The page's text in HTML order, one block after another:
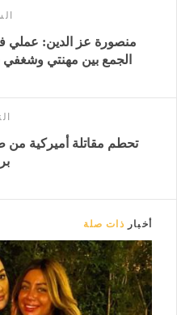
منصورة عز الدين: عملي
الجمع بين مهنتي وشغفي
أخبار ذات صلة